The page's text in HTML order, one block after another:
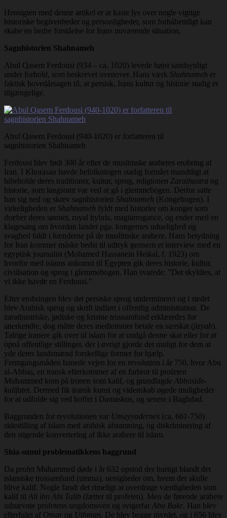
Hensigten med denne artikel er at kaste lys over nogle vigtige
historiske begivenheder og personligheder, som forhåbentligt kan
skabe en bedre forståelse for Irans nuværende situation.
Sagnhistorien Shahnameh
Abul Qasem Ferdousi (934 – ca. 1020) levede højst sandsynligt
under forhold, som beskrevet ovenover. Hans værk Shahnameh er
faktisk hovedårsagen til, at persisk, Irans kultur og historie stadig er
tilgængelige.
Abul Qasem Ferdousi (940-1020) er forfatteren til
sagnhistorien Shahnameh
Ferdousi blev født 300 år efter de muslimske araberes erobring af
Iran. I Khorasan havde befolkningen stadig formået mundtligt at
bibeholde deres traditioner, kultur, sprog, religionen Zarathustra og
historie, som langsomt var ved at gå i glemmebogen. Derfor satte
han sig ned og skrev sagnhistorien Shahnameh (Kongebogen). I
virkeligheden er Shahnameh fyldt med historier om konger som
dræber deres sønner, royal hybris, magtarrogance, og ender med en
klagesang om hvordan landet pga. kongernes uduelighed og
svaghed faldt i hænderne på de muslimske arabere. Hans betydning
for Iran kommer måske bedst til udtryk gennem et interview med en
egyptisk journalist (Mohamed Hassanein Heikal, f. 1923) om
hvorfor med islams ankomst til Egypten gik deres historie, kultur,
civilisation og sprog i glemmebogen. Han svarede: ”Det skyldtes, at
vi ikke havde en Ferdousi.”
Efter erobringen blev det persiske sprog undermineret og i stedet
blev Arabisk sprog og skrift indført i offentlig administration. De
zarathustriske, jødiske og kristne trossamfund erklæredes for
anerkendte, dog måtte deres medlemmer betale en særskat (jizyah).
Talrige iranere gik over til islam for at undgå denne skat eller for at
opnå offentlige stillinger, der i øvrigt gjorde det muligt for dem at
yde deres landsmænd forskellige former for hjælp.
Fremgangsmåden banede vejen for en revolution i år 750, hvor Abu
al-Abbas, en iransk efterkommer af en farbror til profeten
Muhammed kom på tronen som kalif, og grundlagde Abbaside-
kalifatet. Dermed fik iransk kunst og videnskab øgede muligheder
for at udfolde sig ved hoffet i Damaskus, og senere i Baghdad.
Baggrunden for revolutionen var Umayyadernes (ca. 661-750)
sidestilling af islam med arabisk afstamning, og diskriminering af
den stigende konvertering af ikke arabere til islam.
Shia-sunni problematikkens baggrund
Da profet Muhammed døde i år 632 opstod der hurtigt blandt det
islamiske trossamfund (umma), uenigheder om, hvem der skulle
blive kalif. Nogle fandt det rimeligt at overdrage værdigheden som
kalif til Ali ibn Abi Talib (fætter til profeten). Men de førende arabere
udnævnte profetens ungdomsven og svigerfar Abu Bakr. Han blev
efterfulgt af Omar og Uthman. De blev begge myrdet, og i 656 blev